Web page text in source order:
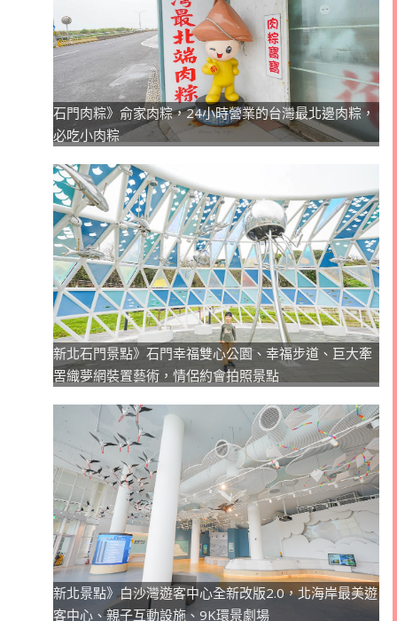
石門肉粽》俞家肉粽，24小時營業的台灣最北邊肉粽，
必吃小肉粽
新北石門景點》石門幸福雙心公園、幸福步道、巨大牽
罟織夢網裝置藝術，情侶約會拍照景點
新北景點》白沙灣遊客中心全新改版2.0，北海岸最美遊
客中心、親子互動設施、9K環景劇場